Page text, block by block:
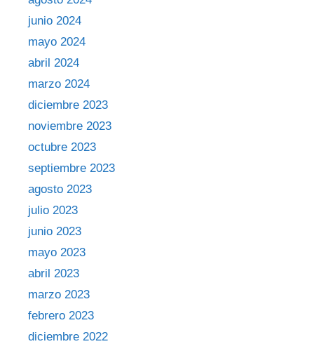
junio 2024
mayo 2024
abril 2024
marzo 2024
diciembre 2023
noviembre 2023
octubre 2023
septiembre 2023
agosto 2023
julio 2023
junio 2023
mayo 2023
abril 2023
marzo 2023
febrero 2023
diciembre 2022